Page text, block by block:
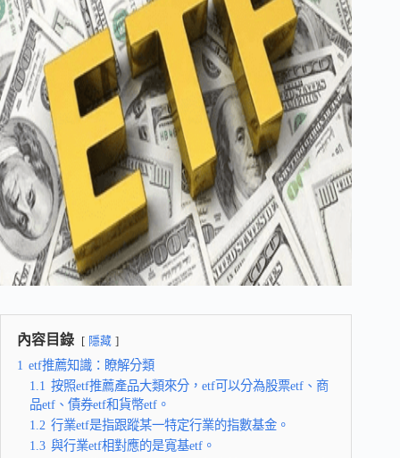
內容目錄 隱藏
1 etf推薦知識：瞭解分類
1.1 按照etf推薦產品大類來分，etf可以分為股票etf、商
品etf、債券etf和貨幣etf。
1.2 行業etf是指跟蹤某一特定行業的指數基金。
1.3 與行業etf相對應的是寬基etf。